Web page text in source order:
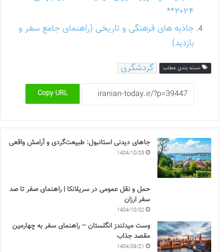
۲۰۲۴**
جاذبه های فرهنگی و تاریخی (راهنمای جامع سفر و
بازدید)
دسته بندی مطلب گردشگری
Copy URL
جاهای دیدنی استانبول: طبیعت‌گردی و آرامش واقعی
1404/10/03
حمل و نقل عمومی در سریلانکا | راهنمای صفر تا صد
سفر ارزان
1404/10/02
وست میدلندز انگلستان – راهنمای سفر به چهارمین
مقصد جذاب
1404/09/21